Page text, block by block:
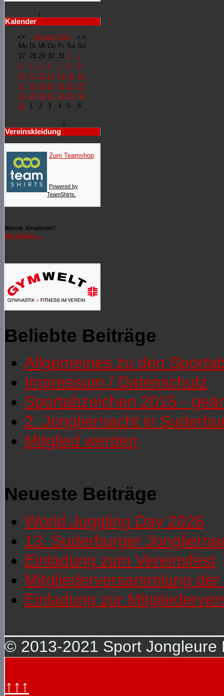
Kalender
« < August 2026 > »
Mo Di Mi Do Fr Sa So
27 28 29 30 31 1
2
3
4 5 6 7 8
9
10 11 12 13 14 15 16
17 18 19 20 21 22 23
24 25 26 27 28 29 30
31 1 2 3 4 5 6
Vereinskleidung
Zum Teamshop
Powered by
TeamShirts.
Warum Jonglieren?
101 Gründe ....
Beliebte Beiträge
Allgemeines zu den
Impressum / Datenschutz
Sportabzeichen 2015 -
2. Jongliernacht in
Mitglied werden
Neueste Beiträge
World Juggling Day 2026
13. Suderburger
Einladung zum Vereinsfest
Mitgliederversammlung
Einladung zur
© 2013-2021 Sport Jongleure
↑↑↑